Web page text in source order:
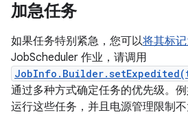
加急任务
如果任务特别紧急，您可以将其标
JobScheduler 作业，请调用
通过多种方式确定任务的优先级。
运行这些任务，并且电源管理限制不